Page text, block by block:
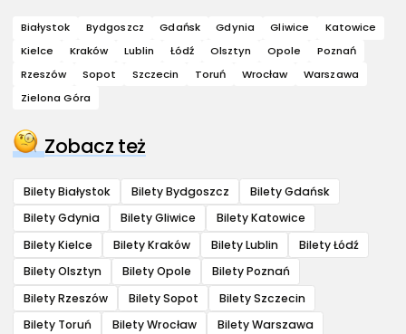
Białystok Bydgoszcz Gdańsk Gdynia Gliwice
Katowice
Kielce
Kraków Lublin Łódź Olsztyn Opole
Poznań
Rzeszów
Sopot Szczecin Toruń Wrocław
Warszawa
Zielona Góra
Zobacz też
Bilety Białystok Bilety Bydgoszcz
Bilety Gdańsk
Bilety Gdynia
Bilety Gliwice
Bilety Katowice
Bilety Kielce
Bilety Kraków Bilety Lublin
Bilety Łódź
Bilety Olsztyn
Bilety Opole
Bilety Poznań
Bilety Rzeszów
Bilety Sopot
Bilety Szczecin
Bilety Toruń
Bilety Wrocław
Bilety Warszawa